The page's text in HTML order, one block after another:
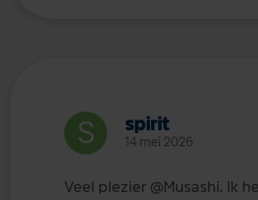
spirit
14 mei 2026
Veel plezier @Musashi. Ik